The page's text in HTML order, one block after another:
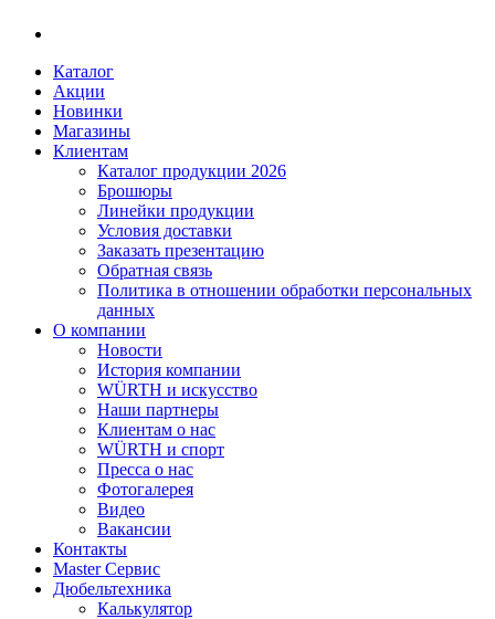
Каталог
Акции
Новинки
Магазины
Клиентам
Каталог продукции 2026
Брошюры
Линейки продукции
Условия доставки
Заказать презентацию
Обратная связь
Политика в отношении обработки персональных
данных
О компании
Новости
История компании
WÜRTH и искусство
Наши партнеры
Клиентам о нас
WÜRTH и спорт
Пресса о нас
Фотогалерея
Видео
Вакансии
Контакты
Master Сервис
Дюбельтехника
Калькулятор